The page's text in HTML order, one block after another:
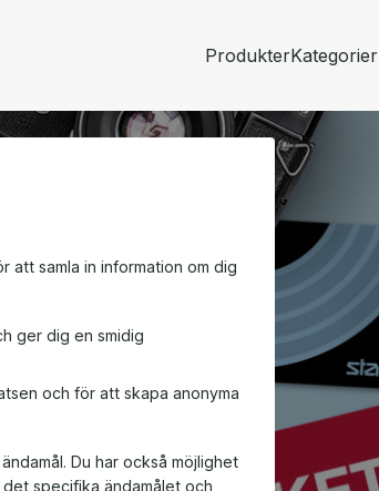
att samla in information om dig
ger dig en smidig
och för att skapa anonyma
Du har också möjlighet
specifika ändamålet och
ProdukterKategorier